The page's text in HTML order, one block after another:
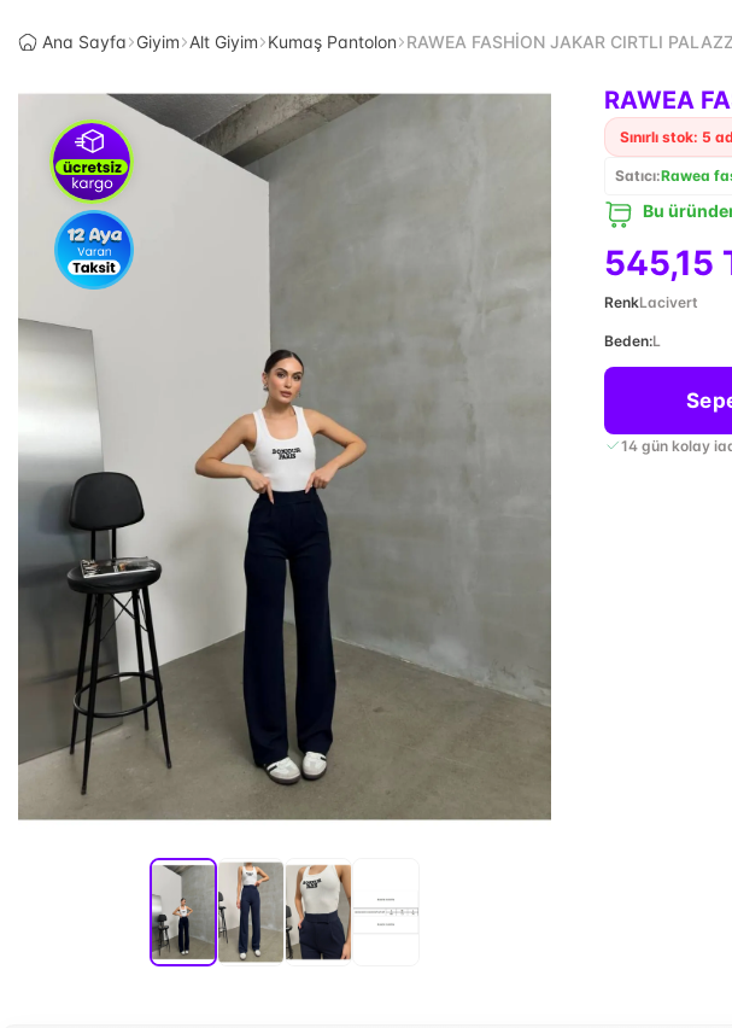
Ana Sayfa Giyim Alt Giyim Kumaş Pantolon RAWEA FASHİON JAKAR CIRTLI
RAWEA
Sınırlı stok: 5
Satıcı:Rawea
Bu
545,15
RenkLacivert
Beden:L
14 gün kolay